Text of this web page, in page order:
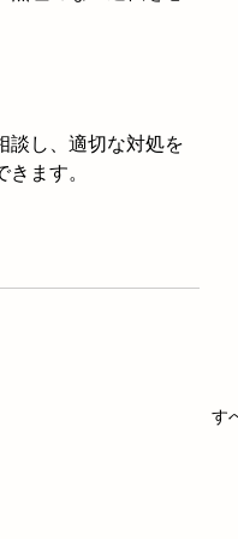
談し、適切な対処を
ます。
す